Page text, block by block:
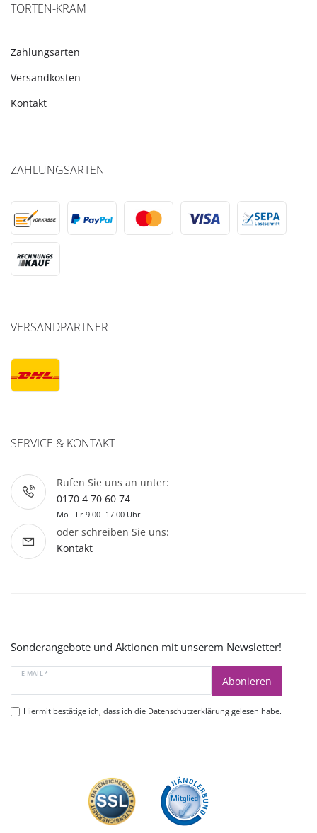
TORTEN-KRAM
Zahlungsarten
Versandkosten
Kontakt
ZAHLUNGSARTEN
VERSANDPARTNER
SERVICE & KONTAKT
Rufen Sie uns an unter:
0170 4 70 60 74
Mo - Fr 9.00 -17.00 Uhr
oder schreiben Sie uns:
Kontakt
Sonderangebote und Aktionen mit unserem Newsletter!
E-MAIL *
Abonieren
Hiermit bestätige ich, dass ich die Datenschutzerklärunggelesen habe.